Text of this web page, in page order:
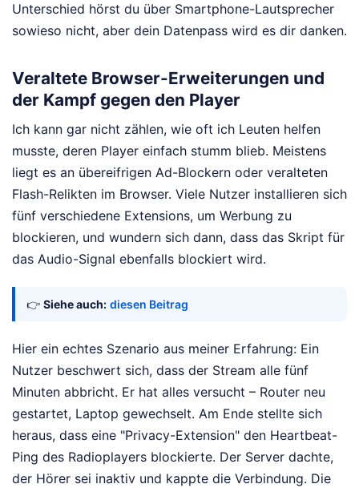
Unterschied hörst du über Smartphone-Lautsprecher
sowieso nicht, aber dein Datenpass wird es dir danken.
Veraltete Browser-Erweiterungen und
der Kampf gegen den Player
Ich kann gar nicht zählen, wie oft ich Leuten helfen
musste, deren Player einfach stumm blieb. Meistens
liegt es an übereifrigen Ad-Blockern oder veralteten
Flash-Relikten im Browser. Viele Nutzer installieren sich
fünf verschiedene Extensions, um Werbung zu
blockieren, und wundern sich dann, dass das Skript für
das Audio-Signal ebenfalls blockiert wird.
👉 Siehe auch: diesen Beitrag
Hier ein echtes Szenario aus meiner Erfahrung: Ein
Nutzer beschwert sich, dass der Stream alle fünf
Minuten abbricht. Er hat alles versucht – Router neu
gestartet, Laptop gewechselt. Am Ende stellte sich
heraus, dass eine "Privacy-Extension" den Heartbeat-
Ping des Radioplayers blockierte. Der Server dachte,
der Hörer sei inaktiv und kappte die Verbindung. Die